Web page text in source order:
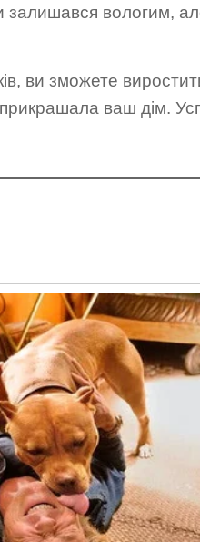
залишався вологим,
ви зможете
ваш дім.